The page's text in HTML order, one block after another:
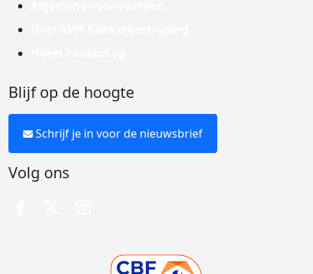
Blijf op de hoogte
Schrijf je in voor de nieuwsbrief
Volg ons